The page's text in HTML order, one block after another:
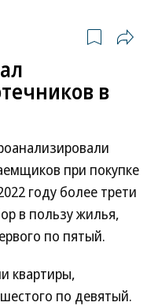
в
при покупке
году более трети
в пользу жилья,
по пятый.
квартиры,
по девятый.